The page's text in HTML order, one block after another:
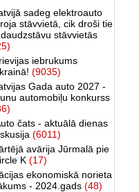
sadeg elektroauto
stāvvietā, cik droši tie
stāvvietās
iebrukums
(9035)
Gada auto 2027 -
automobiļu konkurss
čats - aktuālā dienas
(6011)
avārija Jūrmalā pie
K (17)
ekonomiskā norieta
- 2024.gads (48)